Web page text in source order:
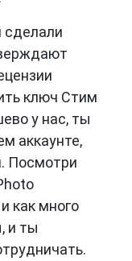
сделали
ключ Стим
у нас, ты
аккаунте,
Посмотри
как много
и ты